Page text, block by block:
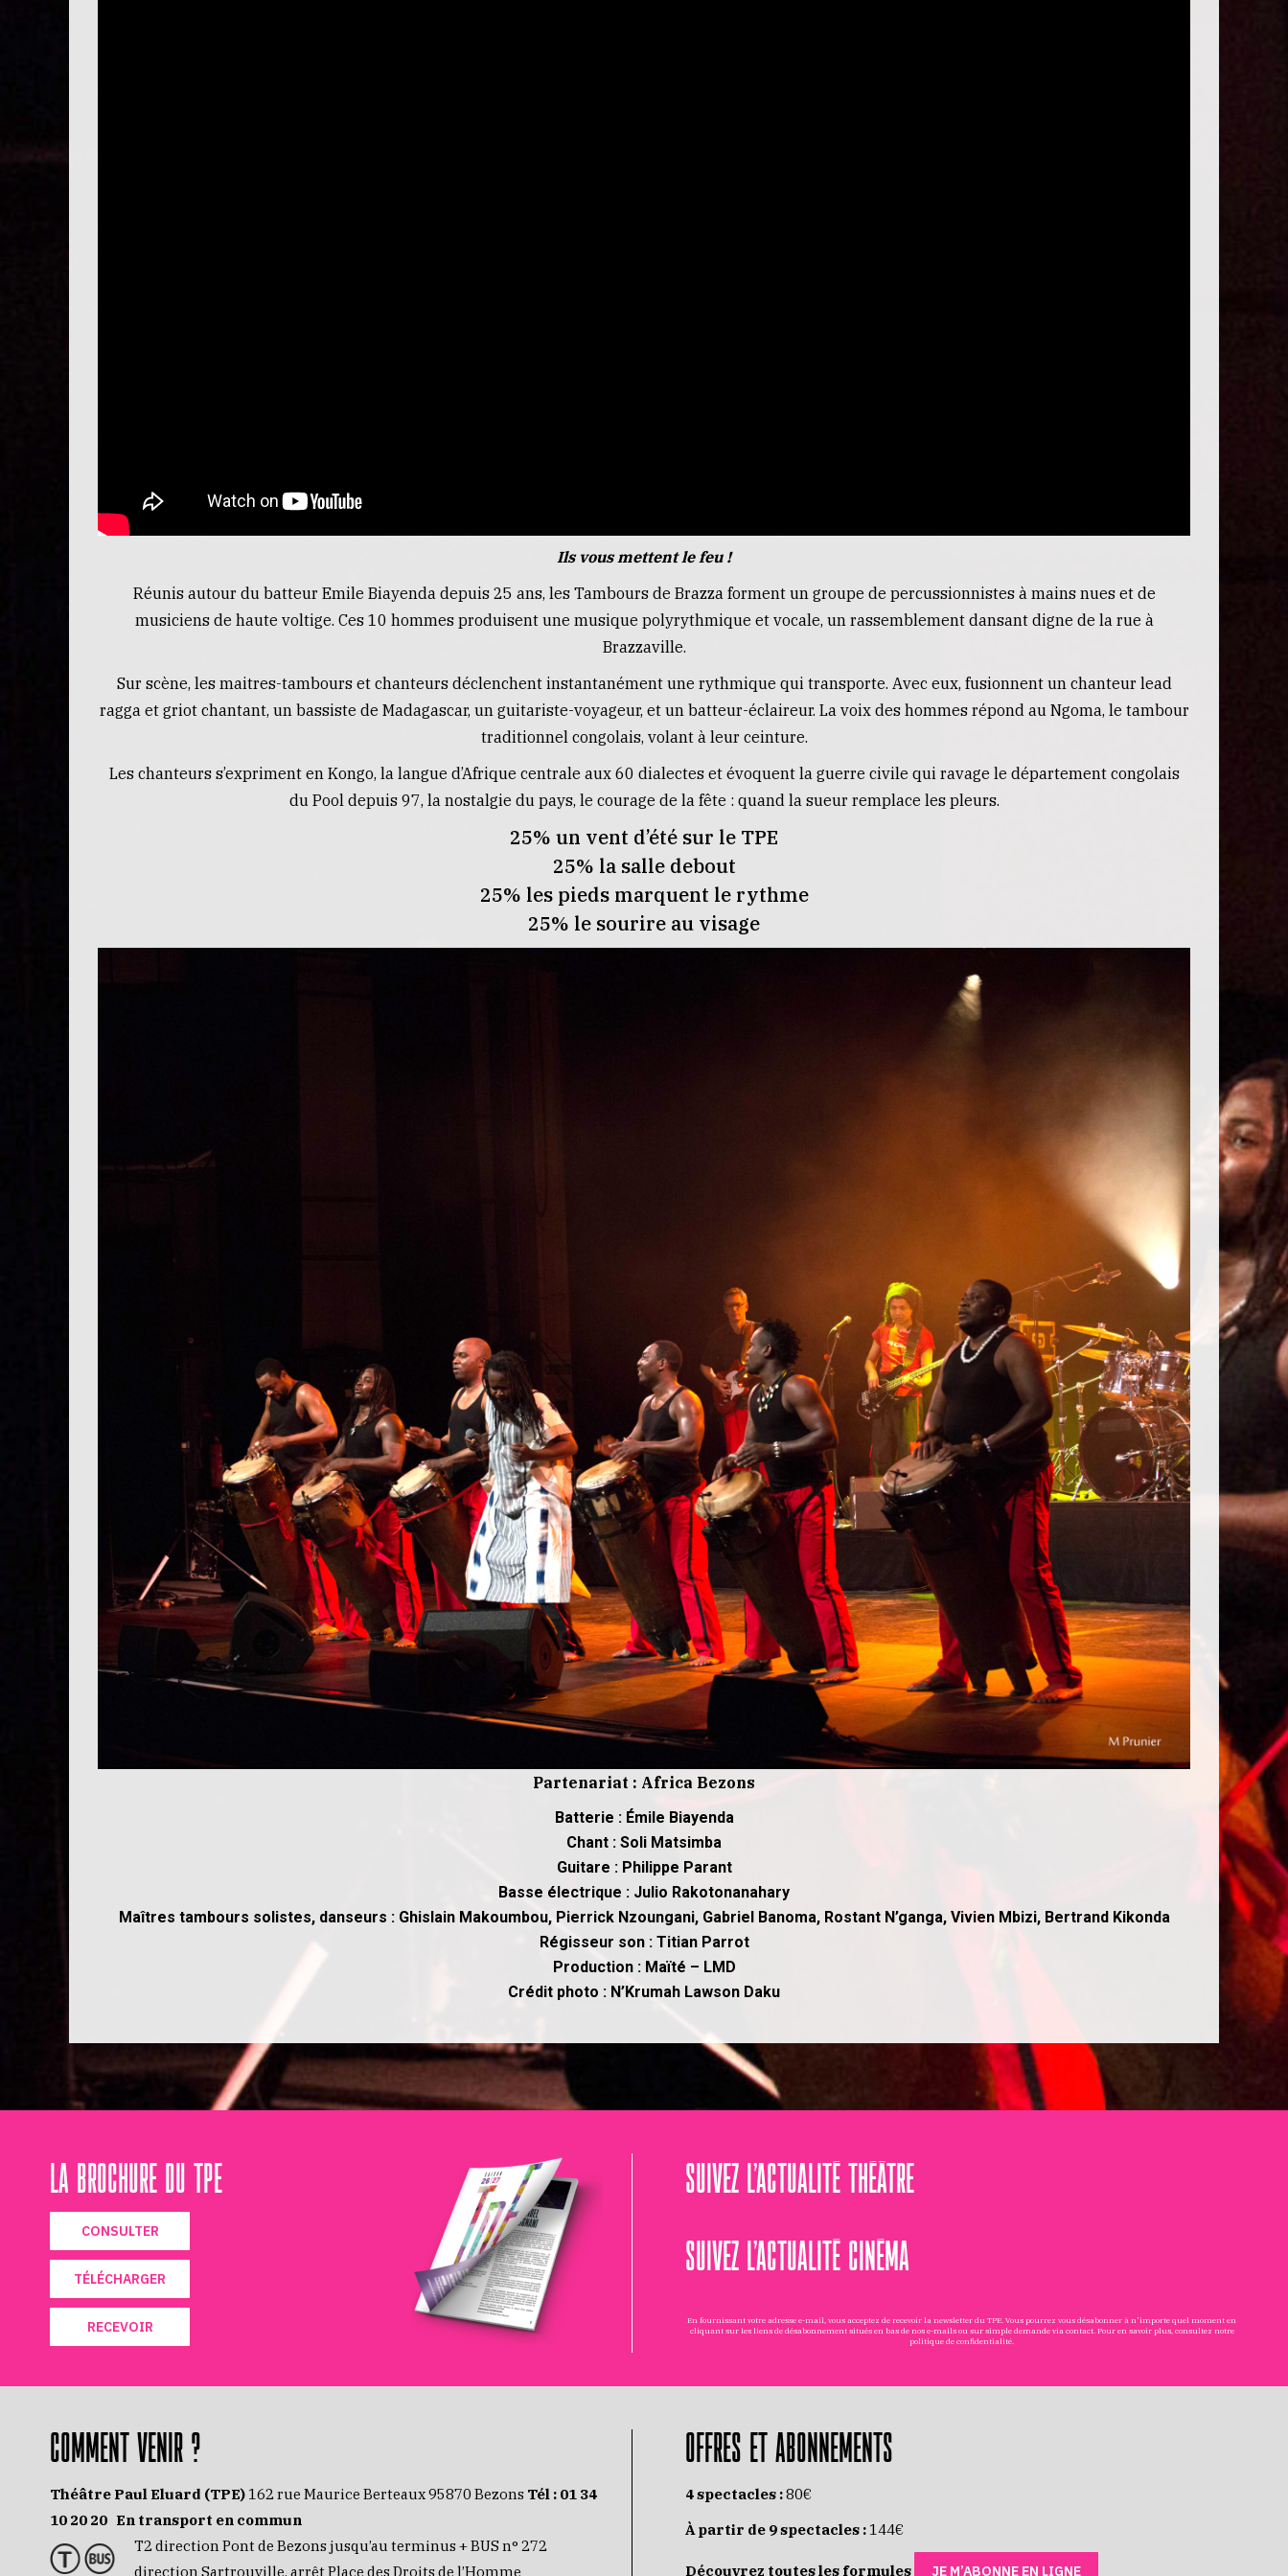
Ils vous mettent le feu !
Réunis autour du batteur Emile Biayenda depuis 25 ans, les Tambours de Brazza forment un groupe de percussionnistes à mains nues et de
musiciens de haute voltige. Ces 10 hommes produisent une musique polyrythmique et vocale, un rassemblement dansant digne de la rue à
Brazzaville.
Sur scène, les maitres-tambours et chanteurs déclenchent instantanément une rythmique qui transporte. Avec eux, fusionnent un chanteur lead
ragga et griot chantant, un bassiste de Madagascar, un guitariste-voyageur, et un batteur-éclaireur. La voix des hommes répond au Ngoma, le tambour
traditionnel congolais, volant à leur ceinture.
Les chanteurs s’expriment en Kongo, la langue d’Afrique centrale aux 60 dialectes et évoquent la guerre civile qui ravage le département congolais
du Pool depuis 97, la nostalgie du pays, le courage de la fête : quand la sueur remplace les pleurs.
25% un vent d’été sur le TPE
25% la salle debout
25% les pieds marquent le rythme
25% le sourire au visage
Partenariat : Africa Bezons
Batterie : Émile Biayenda
Chant : Soli Matsimba
Guitare : Philippe Parant
Basse électrique : Julio Rakotonanahary
Maîtres tambours solistes, danseurs : Ghislain Makoumbou, Pierrick Nzoungani, Gabriel Banoma, Rostant N’ganga, Vivien Mbizi, Bertrand Kikonda
Régisseur son : Titian Parrot
Production : Maïté – LMD
Crédit photo : N’Krumah Lawson Daku
LA BROCHURE DU TPE
CONSULTER
TÉLÉCHARGER
RECEVOIR
SUIVEZ L’ACTUALITÉ THÉÂTRE
SUIVEZ L’ACTUALITÉ CINÉMA
En fournissant votre adresse e-mail, vous acceptez de recevoir la newsletter du TPE. Vous pourrez vous désabonner à n'importe quel moment en
cliquant sur les liens de désabonnement situés en bas de nos e-mails ou sur simple demande via contact. Pour en savoir plus, consultez notre
politique de confidentialité
COMMENT VENIR ?
Théâtre Paul Eluard (TPE) 162 rue Maurice Berteaux 95870 Bezons Tél : 01 34
10 20 20 En transport en commun
T2 direction Pont de Bezons jusqu’au terminus + BUS n° 272
direction Sartrouville, arrêt Place des Droits de l’Homme
OFFRES ET ABONNEMENTS
4 spectacles :80€
À partir de 9 spectacles : 144€
Découvrez toutes les formules JE M’ABONNE EN LIGNE